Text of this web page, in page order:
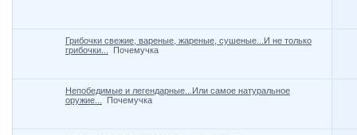
Грибочки свежие, вареные, жареные, сушеные...И не только
грибочки...
Почемучка
Непобедимые и легендарные...Или самое натуральное
оружие...
Почемучка